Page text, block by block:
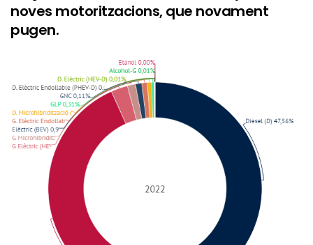
noves motoritzacions, que novament
pugen.